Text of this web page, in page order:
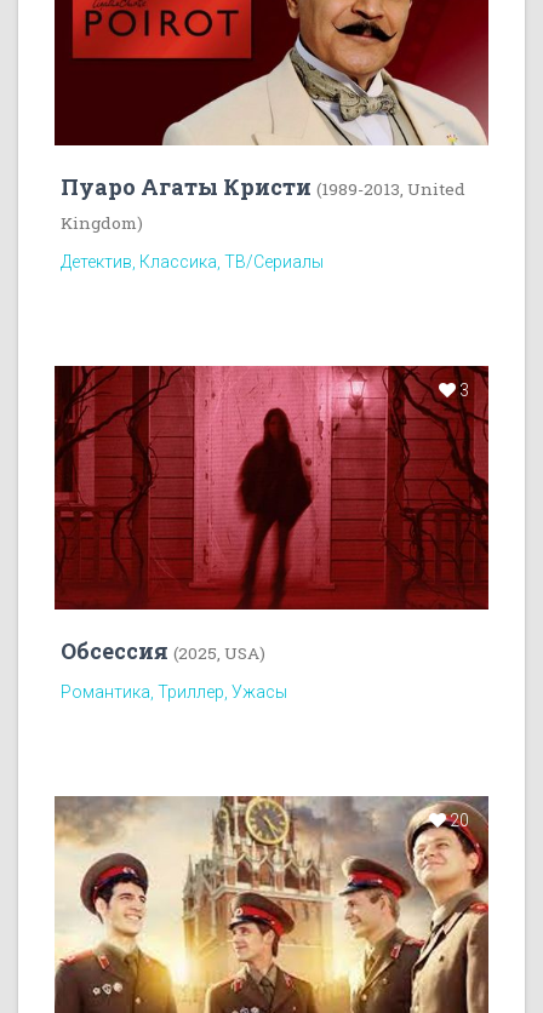
Пуаро Агаты Кристи (1989-2013, United
Kingdom)
Детектив, Классика, ТВ/Сериалы
3
Обсессия (2025, USA)
Романтика, Триллер, Ужасы
20